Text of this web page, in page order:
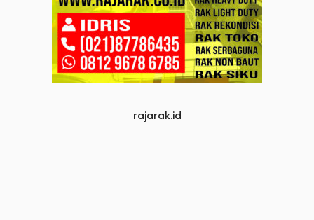
rajarak.id